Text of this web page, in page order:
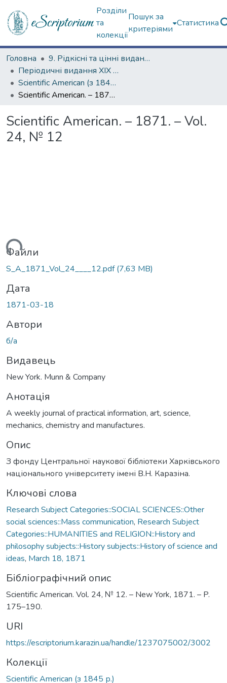
Розділи
та
колекції
Пошук за
критеріями
Статистика
Головна
9. Рідкісні та цінні видання
Періодичні видання ХІХ ст.
Scientific American (з 1845 р.)
Scientific American. – 1871. – Vol. 24, № 12
Scientific American. – 1871. – Vol.
24, № 12
Файли
S_A_1871_Vol_24____12.pdf(7,63 MB)
Дата
1871-03-18
Автори
б/а
Видавець
New York. Munn & Company
Анотація
A weekly journal of practical information, art, science,
mechanics, chemistry and manufactures.
Опис
З фонду Центральної наукової бібліотеки Харківського
національного університету імені В.Н. Каразіна.
Ключові слова
Research Subject Categories::SOCIAL SCIENCES::Other
social sciences::Mass communication, Research Subject
Categories::HUMANITIES and RELIGION::History and
philosophy subjects::History subjects::History of science and
ideas, March 18, 1871
Бібліографічний опис
Scientific American. Vol. 24, № 12. – New York, 1871. – P.
175–190.
URI
https://escriptorium.karazin.ua/handle/1237075002/3002
Колекції
Scientific American (з 1845 р.)